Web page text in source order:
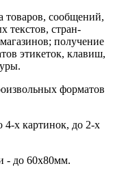
товаров, сообщений,
текстов, стран-
получение
этикеток, клавиш,
форматов
4-х картинок, до 2-х
- до 60х80мм.